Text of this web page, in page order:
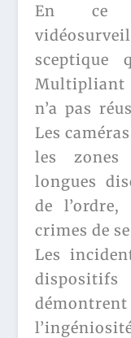
En ce
sceptique
Multipliant
n’a pas
Les
les zones
longues
de l’ordre,
crimes de
Les